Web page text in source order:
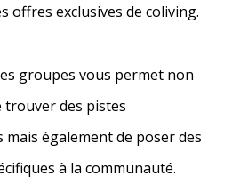
offres exclusives de coliving.
groupes vous permet non
trouver des pistes
mais également de poser des
à la communauté.